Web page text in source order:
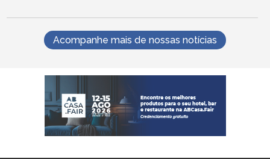
Acompanhe mais de nossas notícias